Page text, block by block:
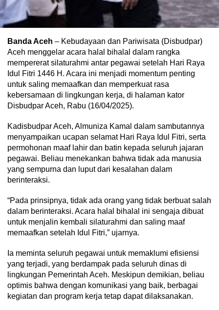
Banda Aceh – Kebudayaan dan Pariwisata (Disbudpar)
Aceh menggelar acara halal bihalal dalam rangka
mempererat silaturahmi antar pegawai setelah Hari Raya
Idul Fitri 1446 H. Acara ini menjadi momentum penting
untuk saling memaafkan dan memperkuat rasa
kebersamaan di lingkungan kerja, di halaman kator
Disbudpar Aceh, Rabu (16/04/2025).
Kadisbudpar Aceh, Almuniza Kamal dalam sambutannya
menyampaikan ucapan selamat Hari Raya Idul Fitri, serta
permohonan maaf lahir dan batin kepada seluruh jajaran
pegawai. Beliau menekankan bahwa tidak ada manusia
yang sempurna dan luput dari kesalahan dalam
berinteraksi.
“Pada prinsipnya, tidak ada orang yang tidak berbuat salah
dalam berinteraksi. Acara halal bihalal ini sengaja dibuat
untuk menjalin kembali silaturahmi dan saling maaf
memaafkan setelah Idul Fitri,” ujarnya.
Ia meminta seluruh pegawai untuk memaklumi efisiensi
yang terjadi, yang berdampak pada seluruh dinas di
lingkungan Pemerintah Aceh. Meskipun demikian, beliau
optimis bahwa dengan komunikasi yang baik, berbagai
kegiatan dan program kerja tetap dapat dilaksanakan.